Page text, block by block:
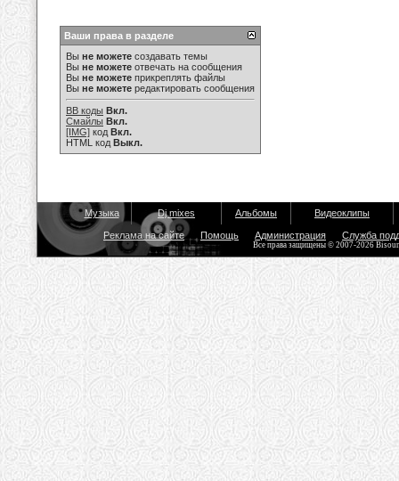
Ваши права в разделе
Вы не можете создавать темы
Вы не можете отвечать на сообщения
Вы не можете прикреплять файлы
Вы не можете редактировать сообщения
BB коды Вкл.
Смайлы Вкл.
[IMG] код Вкл.
HTML код Выкл.
Музыка Dj mixes Альбомы Видеоклипы
Реклама на сайте Помощь Администрация Служба
Все права защищены © 2007-2026